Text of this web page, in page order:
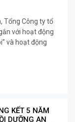
Tổng Công ty tổ
với hoạt động
và hoạt động
KẾT 5 NĂM
DƯỠNG AN